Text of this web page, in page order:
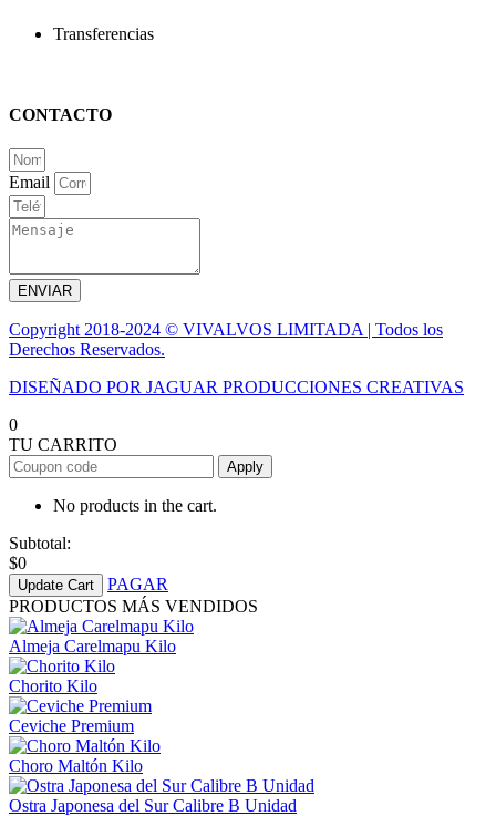
Transferencias
CONTACTO
Email
ENVIAR
Copyright 2018-2024 © VIVALVOS LIMITADA | Todos los
Derechos Reservados.
DISEÑADO POR JAGUAR PRODUCCIONES CREATIVAS
0
TU CARRITO
Apply
No products in the cart.
Subtotal:
$0
Update Cart
PAGAR
PRODUCTOS MÁS VENDIDOS
Almeja Carelmapu Kilo
Chorito Kilo
Ceviche Premium
Choro Maltón Kilo
Ostra Japonesa del Sur Calibre B Unidad